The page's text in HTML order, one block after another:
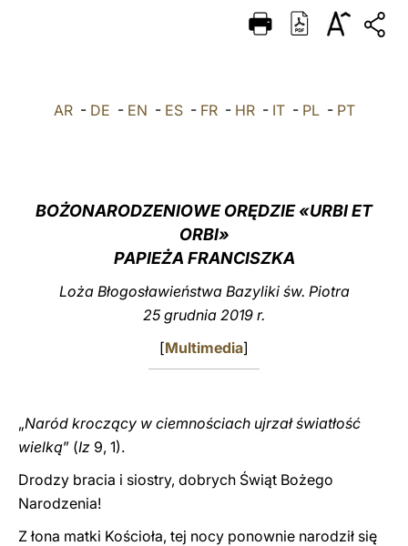
DEUTSCH
العربيّة AR- DE - EN - ES- FR- HR- IT- PL- PT
BOŻONARODZENIOWE ORĘDZIE «URBI ET
ORBI»
PAPIEŻA FRANCISZKA
Loża Błogosławieństwa Bazyliki św. Piotra
25 grudnia 2019 r.
[Multimedia]
„Naród kroczący w ciemnościach ujrzał światłość
wielką” (Iz 9, 1).
Drodzy bracia i siostry, dobrych Świąt Bożego
Narodzenia!
Z łona matki Kościoła, tej nocy ponownie narodził się